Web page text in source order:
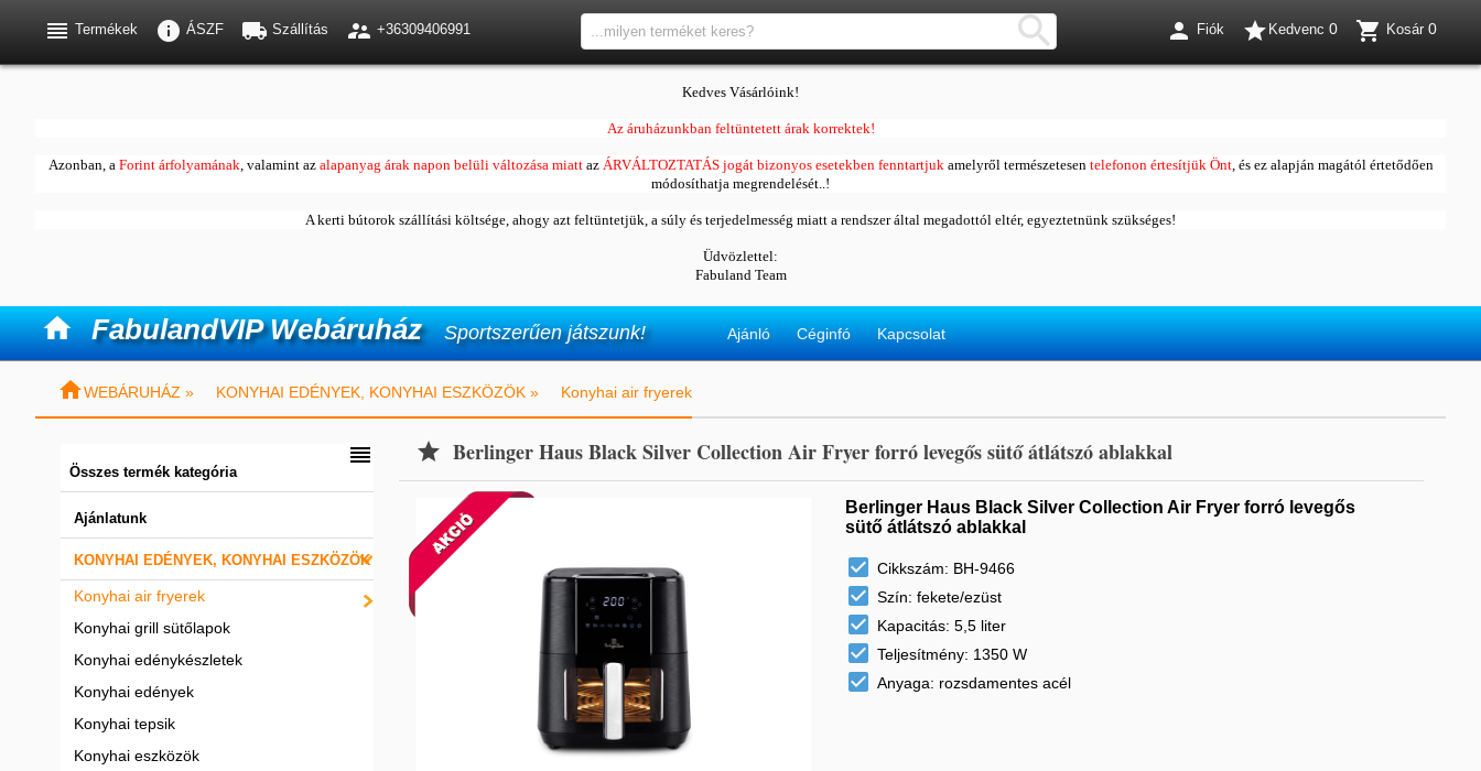
Kedves Vásárlóink!
Az áruházunkban feltüntetett árak korrektek!
Azonban, a Forint árfolyamának, valamint az alapanyag árak napon belüli változása miatt az ÁRVÁLTOZTATÁS jogát bizonyos esetekben fenntartjuk amelyről természetesentelefonon értesítjük Önt, és ez alapján magától értetődően
módosíthatja megrendelését..!
A kerti bútorok szállítási költsége, ahogy azt feltüntetjük, a súly és terjedelmesség miatt a rendszer által megadottól eltér, egyeztetnünk szükséges!
Üdvözlettel:
Fabuland Team
 FabulandVIP Webáruház Sportszerűen játszunk! Ajánló Céginfó Kapcsolat
 Termékek  ÁSZF  Szállítás  +36309406991   Fiók  Kedvenc 0  Kosár 0
WEBÁRUHÁZ » KONYHAI EDÉNYEK, KONYHAI ESZKÖZÖK » Konyhai air fryerek
Összes termék kategória

Ajánlatunk
KONYHAI EDÉNYEK, KONYHAI ESZKÖZÖK
Konyhai air fryerek
Konyhai grill sütőlapok
Konyhai edénykészletek
Konyhai edények
Konyhai tepsik
Konyhai eszközök
 Berlinger Haus Black Silver Collection Air Fryer forró levegős sütő átlátszó ablakkal
Berlinger Haus Black Silver Collection Air Fryer forró levegős
sütő átlátszó ablakkal
 Cikkszám: BH-9466
 Szín: fekete/ezüst
 Kapacitás: 5,5 liter
 Teljesítmény: 1350 W
 Anyaga: rozsdamentes acél